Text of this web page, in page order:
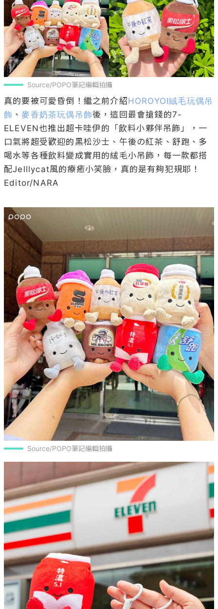
Source/POPO筆記編輯拍攝
真的要被可愛昏倒！繼之前介紹HOROYOI絨毛玩偶吊
飾 、麥香奶茶玩偶吊飾後，這回最會搶錢的7-
ELEVEN也推出超卡哇伊的「飲料小夥伴吊飾」，一
口氣將超受歡迎的黑松沙士、午後の紅茶、舒跑、多
喝水等各種飲料變成實用的絨毛小吊飾，每一款都搭
配Jelllycat風的療癒小笑臉，真的是有夠犯規耶！
Editor/NARA
Source/POPO筆記編輯拍攝